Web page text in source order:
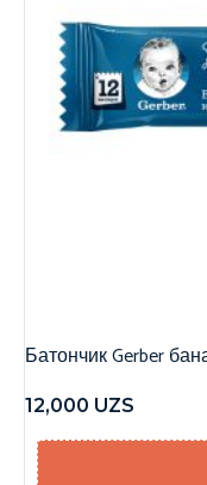
Батончик Gerber
12,000 UZS